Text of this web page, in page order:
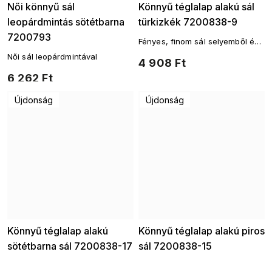
Női könnyű sál
leopárdmintás sötétbarna
7200793
6 262 Ft
Női sál leopárdmintával
Könnyű téglalap alakú sál
türkizkék 7200838-9
4 908 Ft
Fényes, finom sál selyemből és
Újdonság
Könnyű téglalap alakú
sötétbarna sál 7200838-17
Újdonság
Könnyű téglalap alakú piros
sál 7200838-15